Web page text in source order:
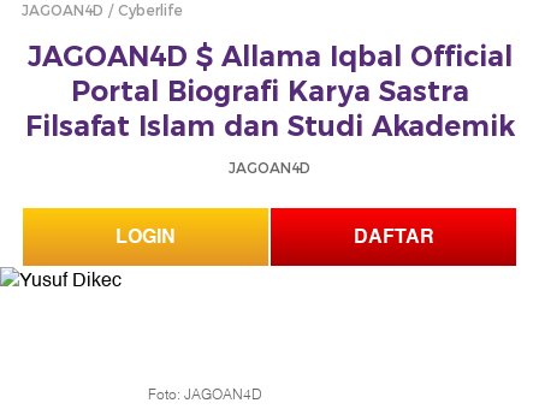
Loading...
JAGOAN4D Cyberlife
JAGOAN4D $ Allama Iqbal Official
Portal Biografi Karya Sastra
Filsafat Islam dan Studi Akademik
JAGOAN4D
LOGIN DAFTAR
Foto: JAGOAN4D